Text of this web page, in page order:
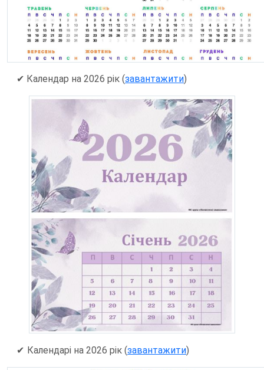
✔ Календар на 2026 рік (завантажити)
✔ Календарі на 2026 рік (завантажити)